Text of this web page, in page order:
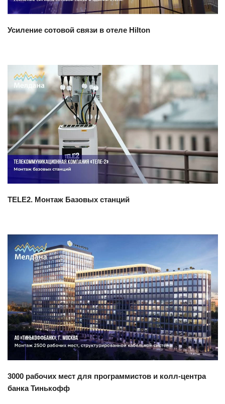
Усиление сотовой связи в отеле Hilton
Смотреть проект
TELE2. Монтаж Базовых станций
Смотреть проект
3000 рабочих мест для программистов и колл-центра
банка Тинькофф